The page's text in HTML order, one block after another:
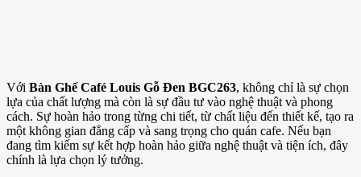
Với Bàn Ghế Café Louis Gỗ Đen BGC263, không chỉ là sự chọn
lựa của chất lượng mà còn là sự đầu tư vào nghệ thuật và phong
cách. Sự hoàn hảo trong từng chi tiết, từ chất liệu đến thiết kế, tạo ra
một không gian đẳng cấp và sang trọng cho quán cafe. Nếu bạn
đang tìm kiếm sự kết hợp hoàn hảo giữa nghệ thuật và tiện ích, đây
chính là lựa chọn lý tưởng.